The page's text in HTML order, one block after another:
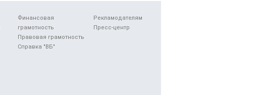
Финансовая
грамотность
Правовая грамотность
Справка "ВБ"
Рекламодателям
Пресс-центр